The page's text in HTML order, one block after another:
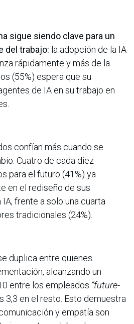
sigue siendo clave para un
del trabajo: la adopción de la IA
rápidamente y más de la
(55%) espera que su
de IA en su trabajo en
confían más cuando se
Cuatro de cada diez
para el futuro (41%) ya
en el rediseño de sus
frente a solo una cuarta
tradicionales (24%).
duplica entre quienes
alcanzando un
entre los empleados “future-
3,3 en el resto. Esto demuestra
y empatía son